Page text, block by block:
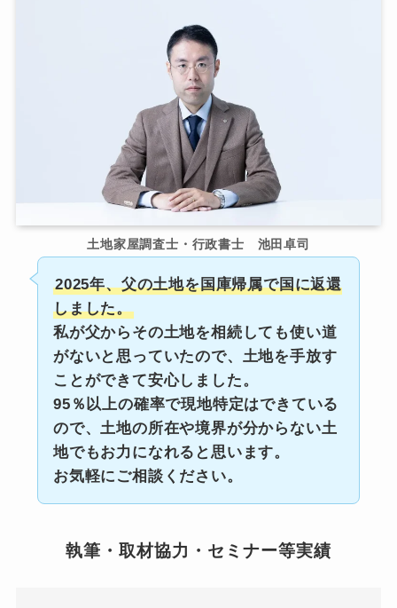
土地家屋調査士・行政書士 池田卓司
2025年、父の土地を国庫帰属で国に返還
しました。
私が父からその土地を相続しても使い道
がないと思っていたので、土地を手放す
ことができて安心しました。
95％以上の確率で現地特定はできている
ので、土地の所在や境界が分からない土
地でもお力になれると思います。
お気軽にご相談ください。
執筆・取材協力・セミナー等実績